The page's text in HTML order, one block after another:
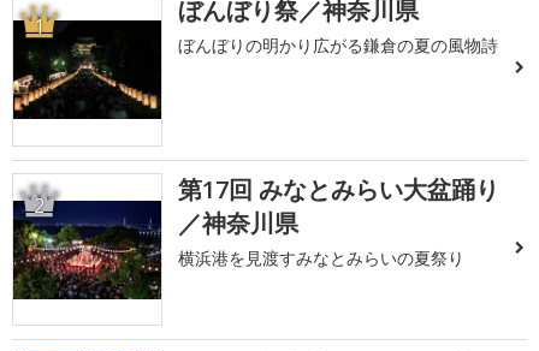
1 ぼんぼり祭／神奈川県
ぼんぼりの明かり広がる鎌倉の夏の風物詩
2
第17回 みなとみらい大盆踊り
／神奈川県
横浜港を見渡すみなとみらいの夏祭り